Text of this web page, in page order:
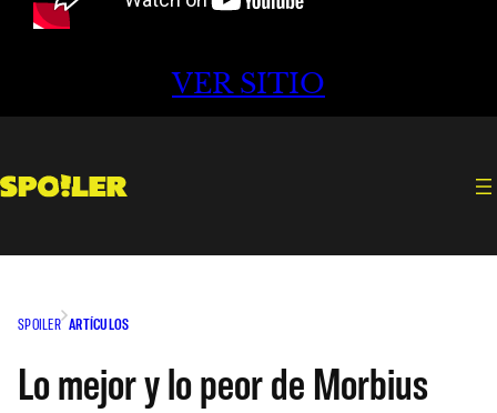
VER SITIO
SPOILER ARTÍCULOS
Lo mejor y lo peor de Morbius